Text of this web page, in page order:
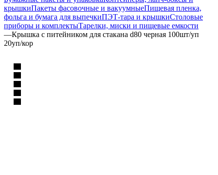
крышкиПакеты фасовочные и вакуумныеПищевая пленка,
фольга и бумага для выпечкиПЭТ-тара и крышкиСтоловые
приборы и комплектыТарелки, миски и пищевые емкости
—Крышка с питейником для стакана d80 черная 100шт/уп
20уп/кор